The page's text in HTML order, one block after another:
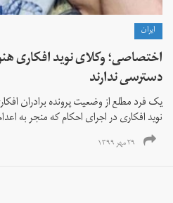
ايران
اختصاصی؛ وکلای نوید افکاری
دسترسی ندارند
یک فرد مطلع از وضعیت پرونده برادران
نوید افکاری در اجرای احکام که منجر به
۲۹ مهر ۱۳۹۹